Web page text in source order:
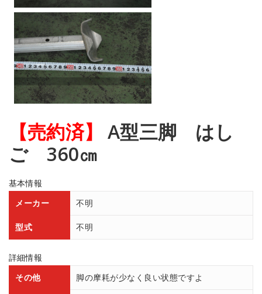
【売約済】
A型三脚 はし
ご 360㎝
基本情報
メーカー
不明
型式 不明
詳細情報
その他
脚の摩耗が少なく良い状態ですよ